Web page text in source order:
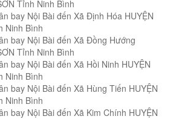
Tỉnh Ninh Bình
bay Nội Bài đến Xã Định Hóa HUYỆN
Ninh Bình
bay Nội Bài đến Xã Đồng Hướng
Tỉnh Ninh Bình
bay Nội Bài đến Xã Hồi Ninh HUYỆN
Ninh Bình
bay Nội Bài đến Xã Hùng Tiến HUYỆN
Ninh Bình
bay Nội Bài đến Xã Kim Chính HUYỆN